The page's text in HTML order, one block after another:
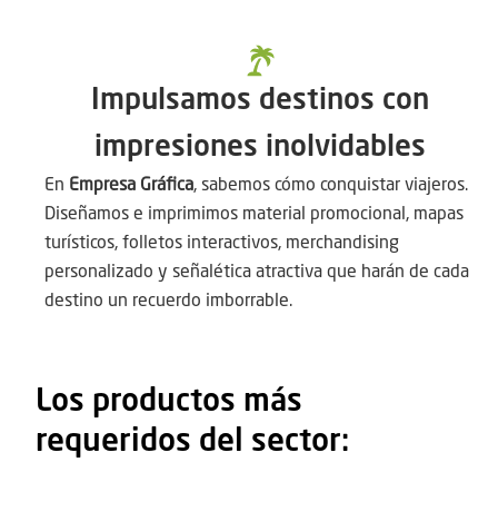
Impulsamos destinos con
impresiones inolvidables
En Empresa Gráfica, sabemos cómo conquistar viajeros.
Diseñamos e imprimimos material promocional, mapas
turísticos, folletos interactivos, merchandising
personalizado y señalética atractiva que harán de cada
destino un recuerdo imborrable.
Los productos más
requeridos del sector: